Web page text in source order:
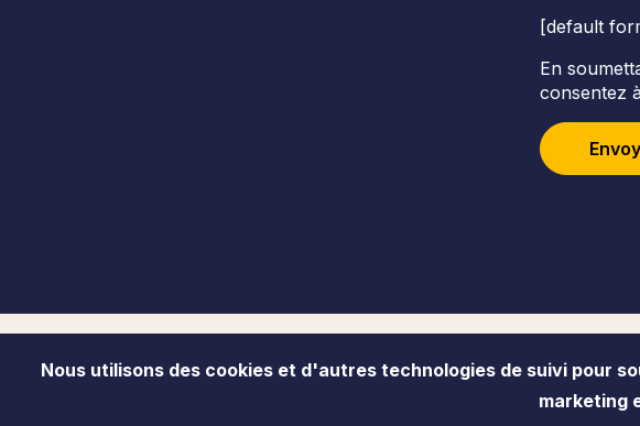
[default
En
consentez
Nous utilisons des cookies et d'autres technologies de suivi pour
marketing